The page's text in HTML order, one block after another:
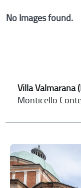
No Images found.
Villa Valmarana
Monticello